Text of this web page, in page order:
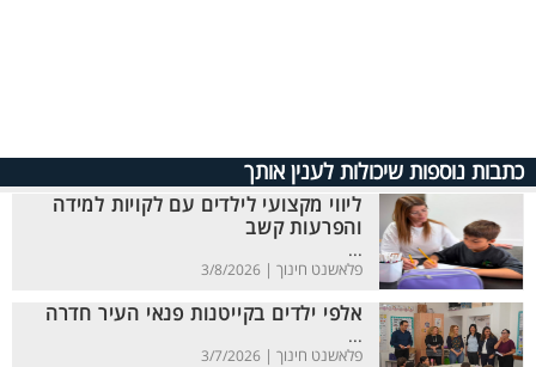
כתבות נוספות שיכולות לענין אותך
ליווי מקצועי לילדים עם לקויות למידה
והפרעות קשב
...
פלאשנט חינוך | 3/8/2026
אלפי ילדים בקייטנות פנאי העיר חדרה
...
פלאשנט חינוך | 3/7/2026